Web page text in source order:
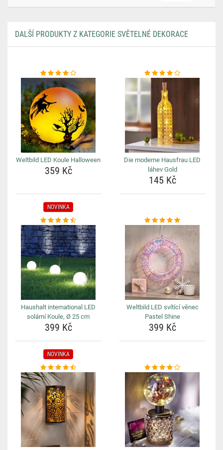
DALŠÍ PRODUKTY Z KATEGORIE SVĚTELNÉ DEKORACE
Weltbild LED Koule Halloween
359 Kč
Die moderne Hausfrau LED
láhev Gold
145 Kč
NOVINKA
Haushalt international LED
solární Koule, Ø 25 cm
399 Kč
Weltbild LED svítící věnec
Pastel Shine
399 Kč
NOVINKA